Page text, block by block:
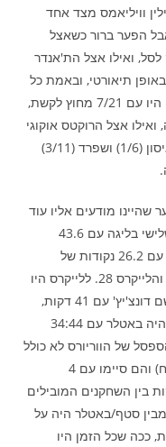
וויליאמס מצד אחד
הפער ברור כשאצל
לסל, ואילו אצל הת'אנדר
באופן תיאורטי, ובאמת כל
אחד מהם זרק לפחות 4 שלשות. ביחד הם היו עם 7/21 מחוץ לקשת,
אצל הרוקטס אוקוגי
וקאפלה היו יחד עם 2/4 מהשדה בזמן שאיסון (1/6) ושפרד (3/11)
שהיינו מודעים אליו עוד
קודם. בעונה שעברה, הווריורס היו מקום שלישי בליגה עם 43.6
נקודות של הספסל והלייקרס במקום ה-29 עם 26.2 נקודות של
הספסל, וגם בעונת 2024 הווריורס דורגו 3 והלייקרס 28. ללייקרס היו
3 שחקנים ששיחקו 35 דקות ומעלה ובראשם דונצ'יץ' עם 41 דקות,
בזמן שמי שהוביל את גולדן סטייט בדקות היה באטלר עם 34:44
33), ואמנם גם הספסל של הווריורס לא כולל
אף שחקן יוצר (אולי הורפורד כשיהיה לו כוח) והם סיימו עם 4
הדקות בין השחקנים המובילים
סטף/באטלר היה על
ככה שכל הזמן היו